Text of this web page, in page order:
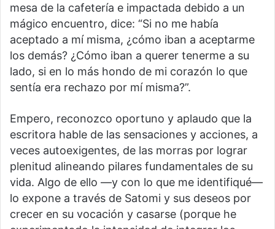
mesa de la cafetería e impactada debido a un
mágico encuentro, dice: “Si no me había
aceptado a mí misma, ¿cómo iban a aceptarme
los demás? ¿Cómo iban a querer tenerme a su
lado, si en lo más hondo de mi corazón lo que
sentía era rechazo por mí misma?”.
Empero, reconozco oportuno y aplaudo que la
escritora hable de las sensaciones y acciones, a
veces autoexigentes, de las morras por lograr
plenitud alineando pilares fundamentales de su
vida. Algo de ello —y con lo que me identifiqué—
lo expone a través de Satomi y sus deseos por
crecer en su vocación y casarse (porque he